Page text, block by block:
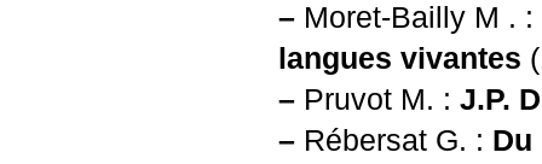
– Moret-Bailly M . :
langues vivantes
– Pruvot M. : J.P.
– Rébersat G. : Du